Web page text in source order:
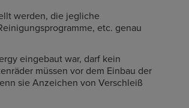
werden, die jegliche
etc. genau
eingebaut war, darf kein
müssen vor dem Einbau der
sie Anzeichen von Verschleiß